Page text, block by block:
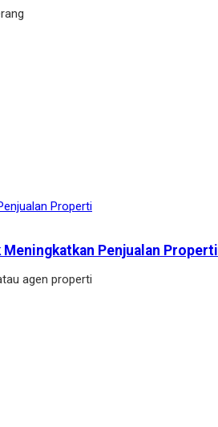
Penjualan Properti
agen properti